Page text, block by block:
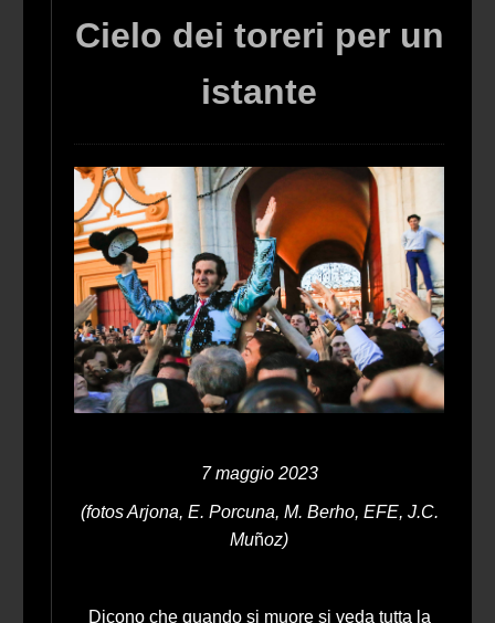
Cielo dei toreri per un
istante
7 maggio 2023
(fotos Arjona, E. Porcuna, M. Berho, EFE, J.C.
Muñoz)
Dicono che quando si muore si veda tutta la